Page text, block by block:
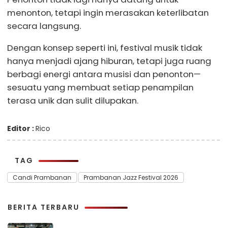
menonton, tetapi ingin merasakan keterlibatan
secara langsung.
Dengan konsep seperti ini, festival musik tidak
hanya menjadi ajang hiburan, tetapi juga ruang
berbagi energi antara musisi dan penonton—
sesuatu yang membuat setiap penampilan
terasa unik dan sulit dilupakan.
Editor :Rico
TAG
Candi Prambanan Prambanan Jazz Festival 2026
BERITA TERBARU